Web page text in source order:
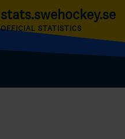
stats.swehockey.se
OFFICIAL STATISTICS